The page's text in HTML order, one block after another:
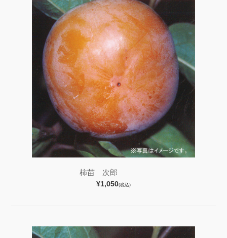
柿苗 次郎
¥1,050(税込)